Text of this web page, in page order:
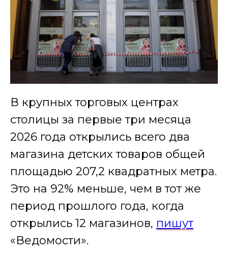
В крупных торговых центрах
столицы за первые три месяца
2026 года открылись всего два
магазина детских товаров общей
площадью 207,2 квадратных метра.
Это на 92% меньше, чем в тот же
период прошлого года, когда
открылись 12 магазинов, пишут
«Ведомости».